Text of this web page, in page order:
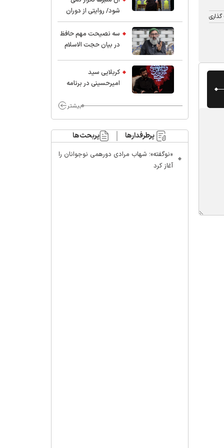
شود/ روایتی از دوران
کودکی و نوجوانی این
واعظ بزرگ و نویسنده و
پژوهشگر جهان اسلام
سه نصیحت مهم حافظ
در بیان حجت الاسلام
کربلایی سید
امیر‌حسینی در برنامه
محسن چاوشی چه
مراقب ماست/ مردم
دهن تفرقه افکنان بزنند
بیشتر
پرطرفدارها پربحث‌ها
«نوگفته»؛ شهاب مرادی دورهمی نوجوانان را
آغاز کرد